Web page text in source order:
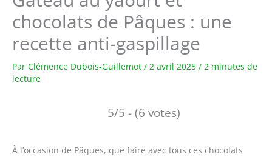
chocolats de Pâques : une
recette anti-gaspillage
Par Clémence Dubois-Guillemot / 2 avril 2025 / 2 minutes de
lecture
5/5 - (6 votes)
À l’occasion de Pâques, que faire avec tous ces chocolats